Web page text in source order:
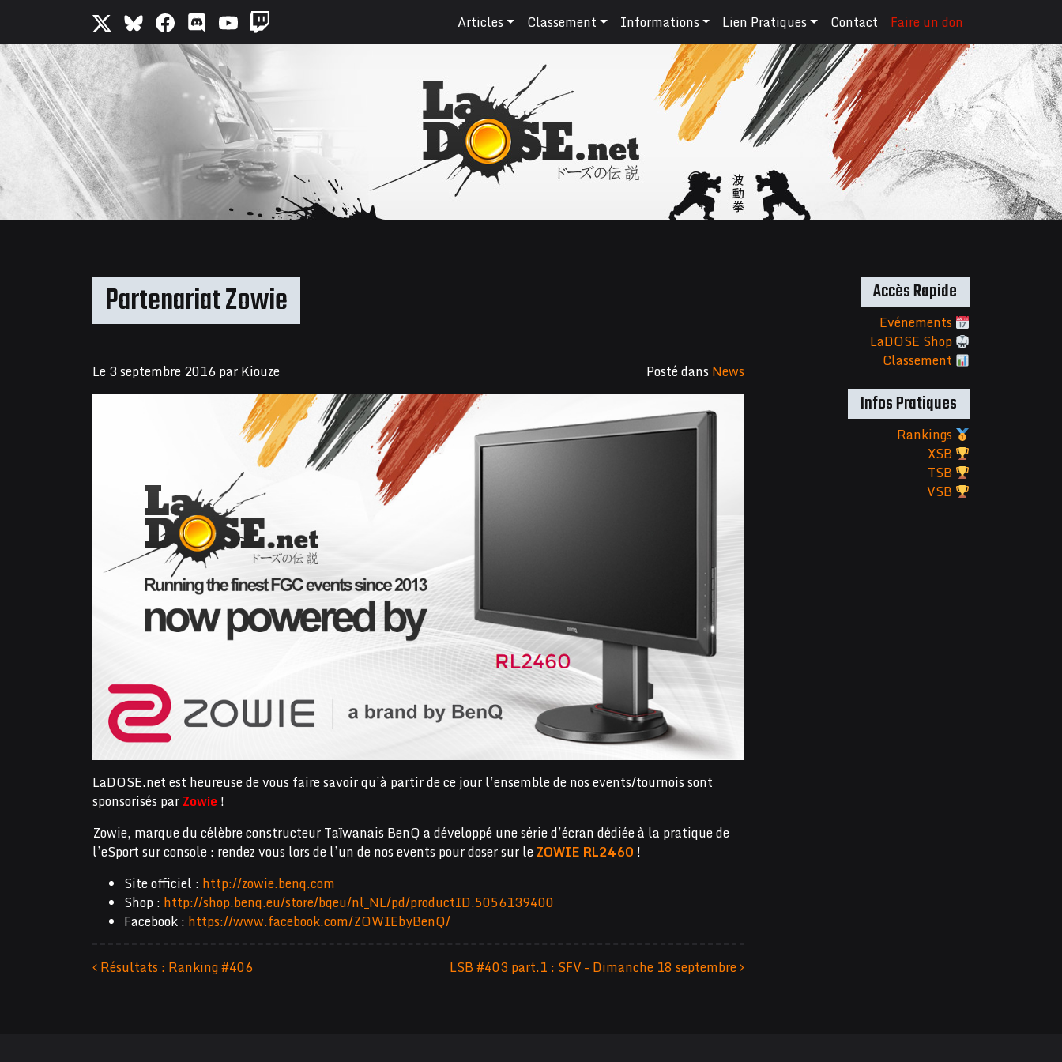
Articles Classement Informations Lien Pratiques Contact Faire un don
Partenariat Zowie
Le3 septembre 2016parKiouze Posté dansNews
LaDOSE.net est heureuse de vous faire savoir qu’à partir de ce jour l’ensemble de nos events/tournois sont
sponsorisés parZowie!
Zowie, marque du célèbre constructeur Taïwanais BenQ a développé une série d’écran dédiée à la pratique de
l’eSport sur console : rendez vous lors de l’un de nos events pour doser sur leZOWIE RL2460 !
Site officiel : http://zowie.benq.com
Shop : http://shop.benq.eu/store/bqeu/nl_NL/pd/productID.5056139400
Facebook : https://www.facebook.com/ZOWIEbyBenQ/
Résultats : Ranking #406 LSB #403 part.1 : SFV – Dimanche 18 septembre
Accès Rapide
Evénements
LaDOSE Shop
Classement
Infos Pratiques
Rankings
XSB
TSB
VSB